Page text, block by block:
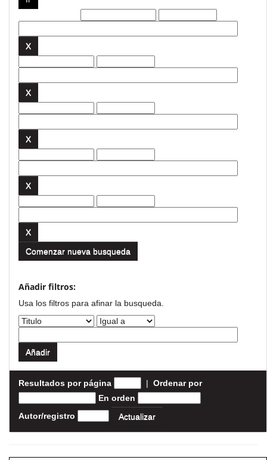
Comenzar nueva busqueda
Añadir filtros:
Usa los filtros para afinar la busqueda.
Resultados por página | Ordenar por
En orden
Autor/registro